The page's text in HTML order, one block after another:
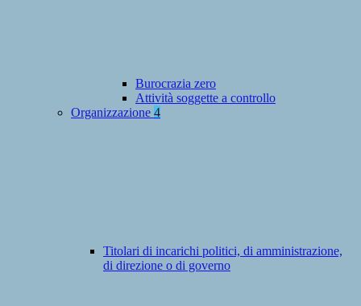
Burocrazia zero
Attività soggette a controllo
Organizzazione 4
Titolari di incarichi politici, di amministrazione,
di direzione o di governo